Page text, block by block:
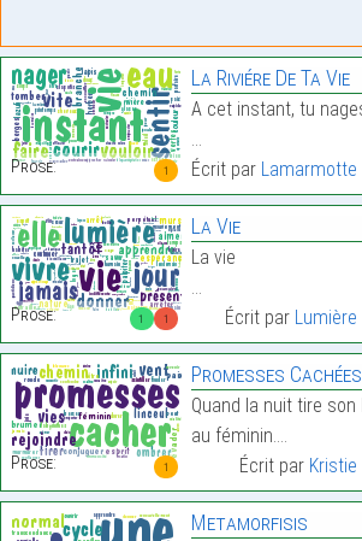
1
Prose:
La Riviére De Ta Vie
…
Écrit par Lamarmotte
1 1
Prose:
La Vie
La vie
…
Écrit par Lumière
1
Prose:
Promesses Cachées
au féminin.…
Écrit par Kristie
Metamorfisis